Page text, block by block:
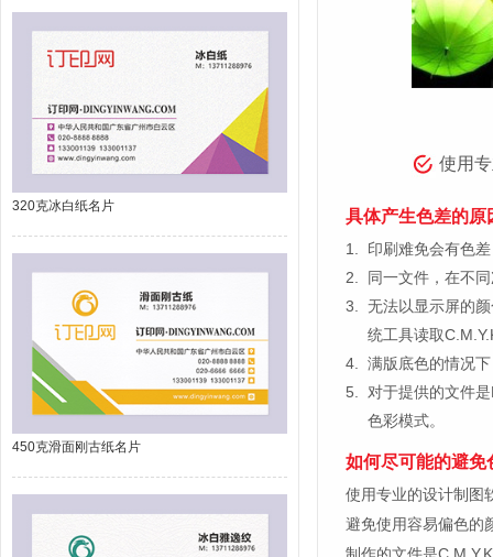
320克冰白纸名片
450克滑面刚古纸名片
使用
具体产生色差的原
1.
印刷难免会有色
2.
同一文件，在不
3.
无法以显示屏的
统工具读取
4.
满版底色的情况
5.
对于提供的文件
色彩模式。
如何尽可能的避免
使用专业的设计制图
避免使用容易偏色的